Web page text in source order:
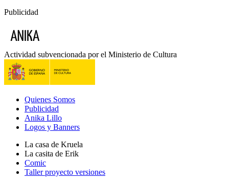
Publicidad
Actividad subvencionada por el Ministerio de Cultura
Quienes Somos
Publicidad
Anika Lillo
Logos y Banners
La casa de Kruela
La casita de Erik
Comic
Taller proyecto versiones